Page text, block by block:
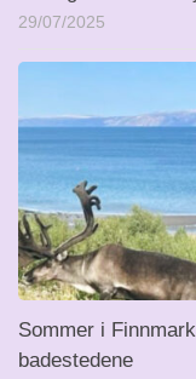
29/07/2025
Sommer i
badestedene